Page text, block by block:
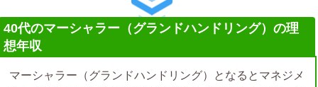
40代のマーシャラー（グランドハンドリング）の理
想年収
マーシャラー（グランドハンドリング）となるとマネジメ